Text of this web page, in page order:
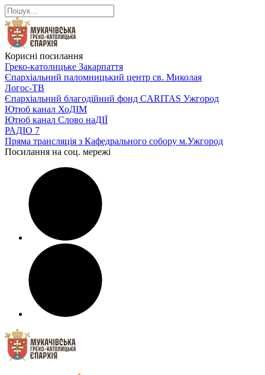
Корисні посилання
Греко-католицьке Закарпаття
Єпархіальний паломницький центр св. Миколая
Логос-ТВ
Єпархіальний благодійний фонд CARITAS Ужгород
Ютюб канал ХоДІМ
Ютюб канал Слово наДІЇ
РАДІО 7
Пряма трансляція з Кафедрального собору м.Ужгород
Посилання на соц. мережі